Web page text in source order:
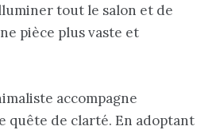
tout le salon et de
pièce plus vaste et
accompagne
quête de clarté. En adoptant